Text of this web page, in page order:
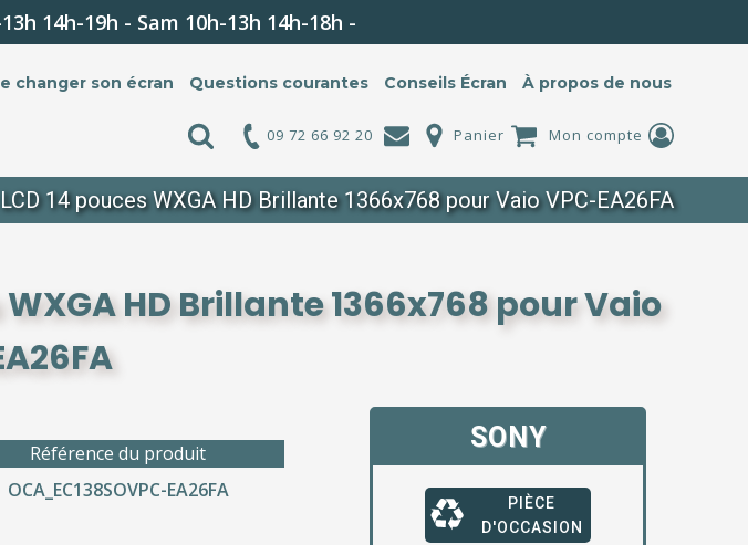
14h-19h - Sam 10h-13h 14h-18h -
changer son écran Questions courantes Conseils Écran À propos de nous
09 72 66 92 20 Panier Mon compte
14 pouces WXGA HD Brillante 1366x768 pour Vaio VPC-EA26FA
HD Brillante 1366x768 pour Vaio
Référence du produit
OCA_EC138SOVPC-EA26FA
SONY
PIÈCE
D'OCCASION